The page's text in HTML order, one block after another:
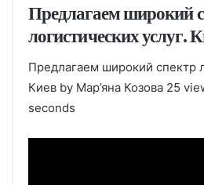
Предлагаем широкий
логистических услуг.
Предлагаем широкий спектр
Киев by Мар’яна Козова 25
seconds